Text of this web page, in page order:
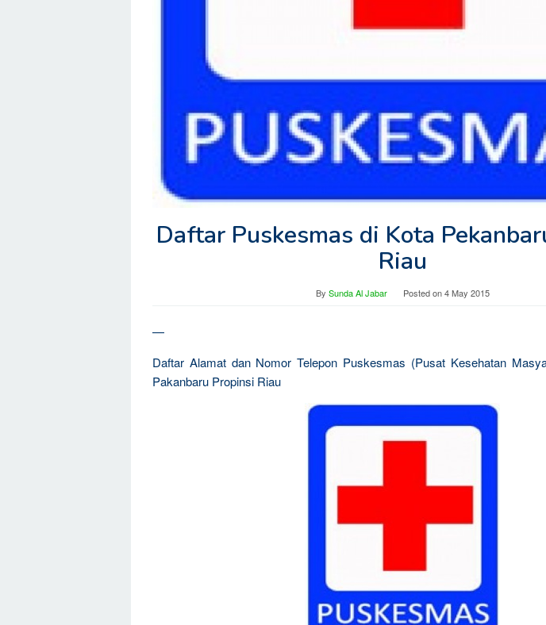
Daftar Puskesmas di Kota
Riau
By Sunda Al Jabar Posted on4 May 2015
—
Daftar Alamat dan Nomor Telepon Puskesmas (Pusat Kesehatan
Pakanbaru Propinsi Riau